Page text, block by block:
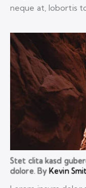
neque at, lobortis
Stet clita kasd
dolore. ByKevin